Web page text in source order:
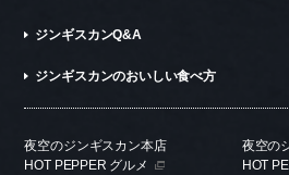
ジンギスカンQ&A
ジンギスカンのおいしい食べ方
夜空のジンギスカン本店
HOT PEPPER グルメ
夜空の
HOT